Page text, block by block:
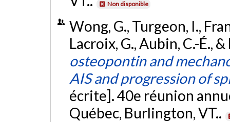
Non disponible
Wong, G., Turgeon, I.,
Lacroix, G., Aubin, C.-É.,
osteopontin and
AIS and progression of
écrite]. 40e réunion
Québec, Burlington, VT..